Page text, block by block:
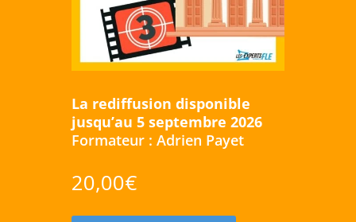
La rediffusion disponible
jusqu’au 5 septembre 2026
Formateur : Adrien Payet
20,00€